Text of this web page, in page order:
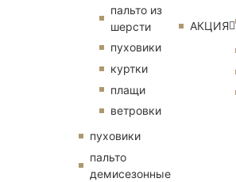
пальто из
шерсти
пуховики
куртки
плащи
ветровки
пуховики
пальто
демисезонные
АКЦИЯ